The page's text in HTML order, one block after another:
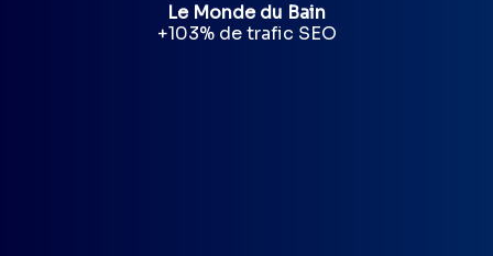
Le Monde du Bain
+103% de trafic SEO